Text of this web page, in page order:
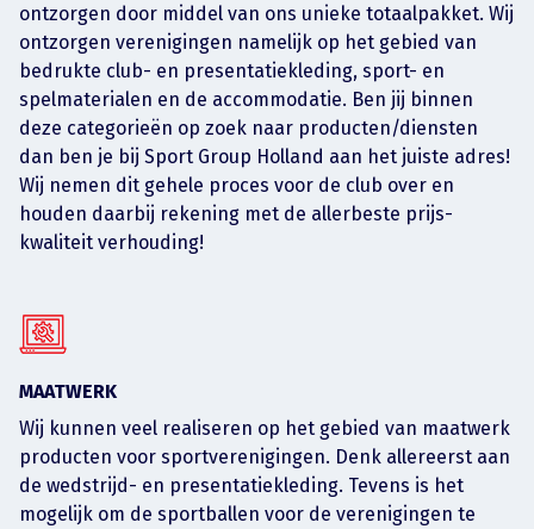
ontzorgen door middel van ons unieke totaalpakket. Wij
ontzorgen verenigingen namelijk op het gebied van
bedrukte club- en presentatiekleding, sport- en
spelmaterialen en de accommodatie. Ben jij binnen
deze categorieën op zoek naar producten/diensten
dan ben je bij Sport Group Holland aan het juiste adres!
Wij nemen dit gehele proces voor de club over en
houden daarbij rekening met de allerbeste prijs-
kwaliteit verhouding!
MAATWERK
Wij kunnen veel realiseren op het gebied van maatwerk
producten voor sportverenigingen. Denk allereerst aan
de wedstrijd- en presentatiekleding. Tevens is het
mogelijk om de sportballen voor de verenigingen te